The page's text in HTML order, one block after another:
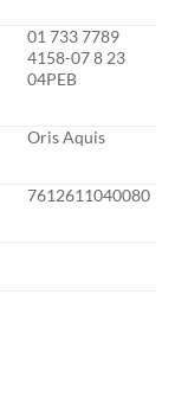
01 733 7789
4158-07 8 23
04PEB
Oris Aquis
7612611040080